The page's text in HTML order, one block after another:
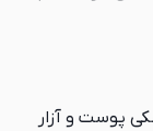
پوست و آزار